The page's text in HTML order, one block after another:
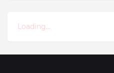
Loading...